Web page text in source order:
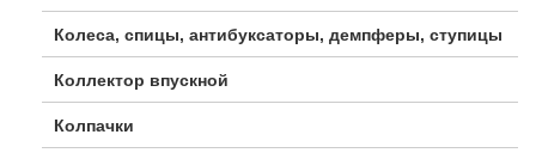
Колеса, спицы, антибуксаторы, демпферы, ступицы
Коллектор впускной
Колпачки